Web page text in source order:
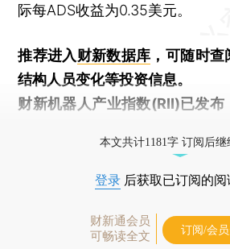
际每ADS收益为0.35美元。
推荐进入财新数据库 ，可随时查
结构人员变化等投资信息。
财新机器人产业指数(RII)已发布
本文共计1181字 订阅后继
登录 后获取已订阅的阅
财新通会员
可畅读全文
订阅/会